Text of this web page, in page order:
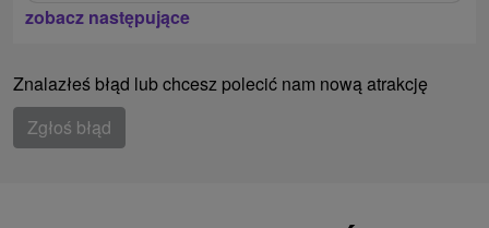
zobacz następujące
Znalazłeś błąd lub chcesz polecić nam nową atrakcję
Zgłoś błąd